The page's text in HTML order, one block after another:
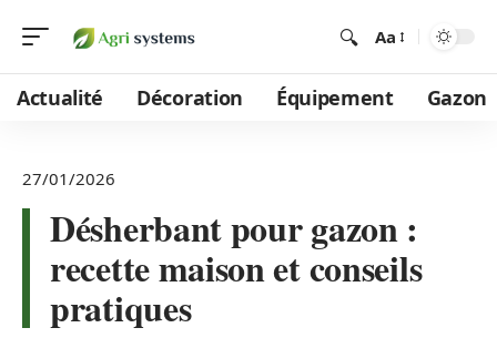
Aa
Actualité Décoration Équipement Gazon
27/01/2026
Désherbant pour gazon :
recette maison et conseils
pratiques